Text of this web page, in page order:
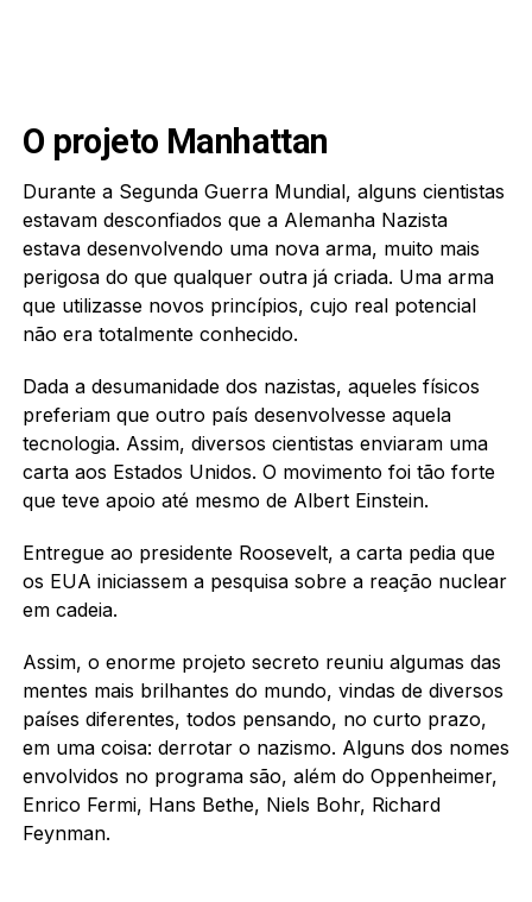
O projeto Manhattan
Durante a Segunda Guerra Mundial, alguns cientistas
estavam desconfiados que a Alemanha Nazista
estava desenvolvendo uma nova arma, muito mais
perigosa do que qualquer outra já criada. Uma arma
que utilizasse novos princípios, cujo real potencial
não era totalmente conhecido.
Dada a desumanidade dos nazistas, aqueles físicos
preferiam que outro país desenvolvesse aquela
tecnologia. Assim, diversos cientistas enviaram uma
carta aos Estados Unidos. O movimento foi tão forte
que teve apoio até mesmo de Albert Einstein.
Entregue ao presidente Roosevelt, a carta pedia que
os EUA iniciassem a pesquisa sobre a reação nuclear
em cadeia.
Assim, o enorme projeto secreto reuniu algumas das
mentes mais brilhantes do mundo, vindas de diversos
países diferentes, todos pensando, no curto prazo,
em uma coisa: derrotar o nazismo. Alguns dos nomes
envolvidos no programa são, além do Oppenheimer,
Enrico Fermi, Hans Bethe, Niels Bohr, Richard
Feynman.